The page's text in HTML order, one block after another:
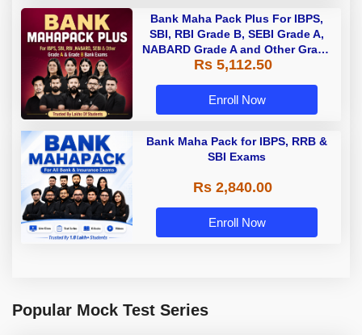
Bank Maha Pack Plus For IBPS,
SBI, RBI Grade B, SEBI Grade A,
NABARD Grade A and Other Grade
A & Grade B Bank Exams
Rs 5,112.50
Enroll Now
Bank Maha Pack for IBPS, RRB &
SBI Exams
Rs 2,840.00
Enroll Now
Popular Mock Test Series